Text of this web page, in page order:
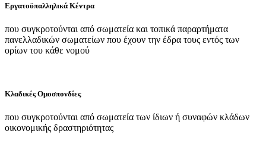
Εργατοϋπαλληλικά Κέντρα
που συγκροτούνται από σωματεία και τοπικά παραρτήματα
πανελλαδικών σωματείων που έχουν την έδρα τους εντός των
ορίων του κάθε νομού
Κλαδικές Ομοσπονδίες
που συγκροτούνται από σωματεία των ίδιων ή συναφών κλάδων
οικονομικής δραστηριότητας